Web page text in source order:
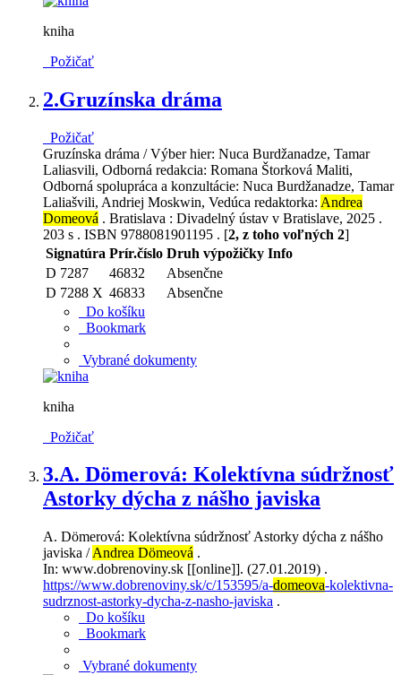
kniha
Požičať
2.Gruzínska dráma
Požičať
Gruzínska dráma / Výber hier: Nuca Burdžanadze, Tamar
Laliasvili, Odborná redakcia: Romana Štorková Maliti,
Odborná spolupráca a konzultácie: Nuca Burdžanadze, Tamar
Laliašvili, Andriej Moskwin, Vedúca redaktorka: Andrea
Domeová . Bratislava : Divadelný ústav v Bratislave, 2025 .
203 s . ISBN 9788081901195 . [2, z toho voľných 2]
Signatúra Prír.číslo Druh výpožičky Info
D 7287
46832
Absenčne
D 7288 X 46833
Absenčne
Do košíku
Bookmark
Vybrané dokumenty
kniha
Požičať
3.A. Dömerová: Kolektívna súdržnosť
Astorky dýcha z nášho javiska
A. Dömerová: Kolektívna súdržnosť Astorky dýcha z nášho
javiska /Andrea Dömeová .
In: www.dobrenoviny.sk [[online]]. (27.01.2019) .
https://www.dobrenoviny.sk/c/153595/a-domeova-kolektivna-
sudrznost-astorky-dycha-z-nasho-javiska .
Do košíku
Bookmark
Vybrané dokumenty